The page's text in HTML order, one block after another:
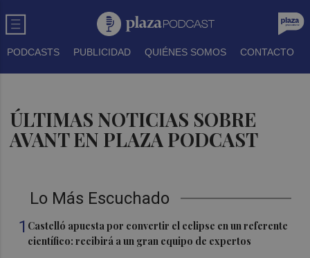
PODCASTS PUBLICIDAD QUIÉNES SOMOS CONTACTO
ÚLTIMAS NOTICIAS SOBRE
AVANT EN PLAZA PODCAST
Lo Más Escuchado
1 Castelló apuesta por convertir el eclipse en un referente
científico: recibirá a un gran equipo de expertos